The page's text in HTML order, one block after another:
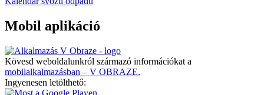
Mobil aplikáció
Kövesd weboldalunkról származó információkat a
mobilalkalmazásban – V OBRAZE.
Ingyenesen letölthető: